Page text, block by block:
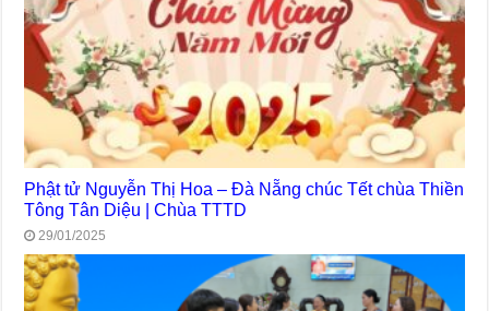
Phật tử Nguyễn Thị Hoa – Đà Nẵng chúc Tết chùa Thiền
Tông Tân Diệu | Chùa TTTD
29/01/2025